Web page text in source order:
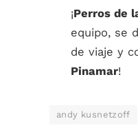
¡Perros de
equipo, se
de viaje y
Pinamar!
andy kusnetzoff